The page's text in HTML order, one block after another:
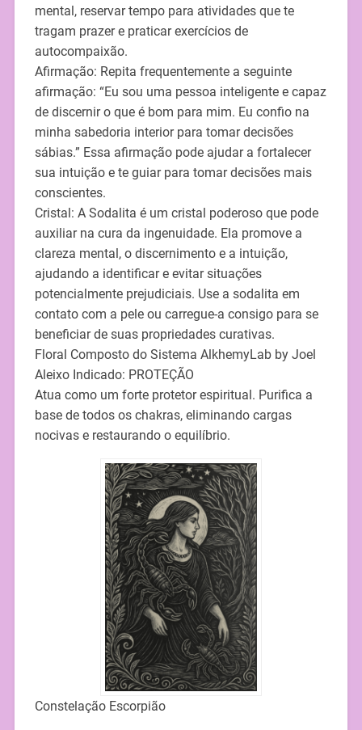
mental, reservar tempo para atividades que te
tragam prazer e praticar exercícios de
autocompaixão.
Afirmação: Repita frequentemente a seguinte
afirmação: “Eu sou uma pessoa inteligente e capaz
de discernir o que é bom para mim. Eu confio na
minha sabedoria interior para tomar decisões
sábias.” Essa afirmação pode ajudar a fortalecer
sua intuição e te guiar para tomar decisões mais
conscientes.
Cristal: A Sodalita é um cristal poderoso que pode
auxiliar na cura da ingenuidade. Ela promove a
clareza mental, o discernimento e a intuição,
ajudando a identificar e evitar situações
potencialmente prejudiciais. Use a sodalita em
contato com a pele ou carregue-a consigo para se
beneficiar de suas propriedades curativas.
Floral Composto do Sistema AlkhemyLab by Joel
Aleixo Indicado: PROTEÇÃO
Atua como um forte protetor espiritual. Purifica a
base de todos os chakras, eliminando cargas
nocivas e restaurando o equilíbrio.
Constelação Escorpião